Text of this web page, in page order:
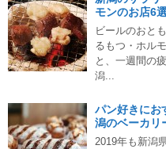
モンのお店6
ビールのおと
るもつ・ホル
と、一週間の
潟...
パン好きにお
潟のベーカリ
2019年も新潟